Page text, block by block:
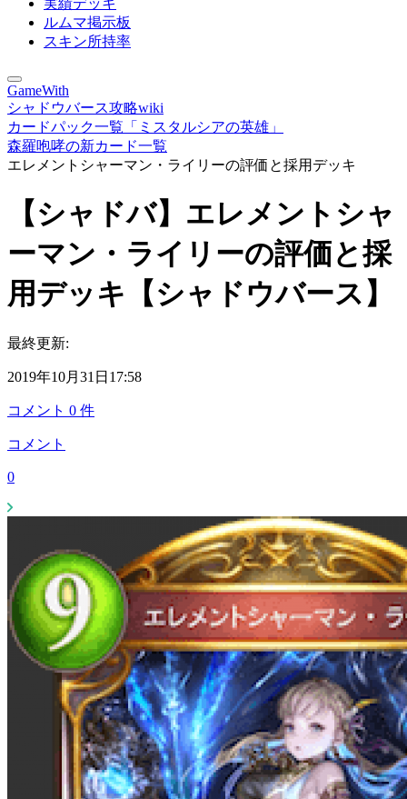
実績デッキ
ルムマ掲示板
スキン所持率
GameWith
シャドウバース攻略wiki
カードパック一覧「ミスタルシアの英雄」
森羅咆哮の新カード一覧
エレメントシャーマン・ライリーの評価と採用デッキ
【シャドバ】エレメントシャ
ーマン・ライリーの評価と採
用デッキ【シャドウバース】
最終更新:
2019年10月31日17:58
コメント 0 件
コメント
0